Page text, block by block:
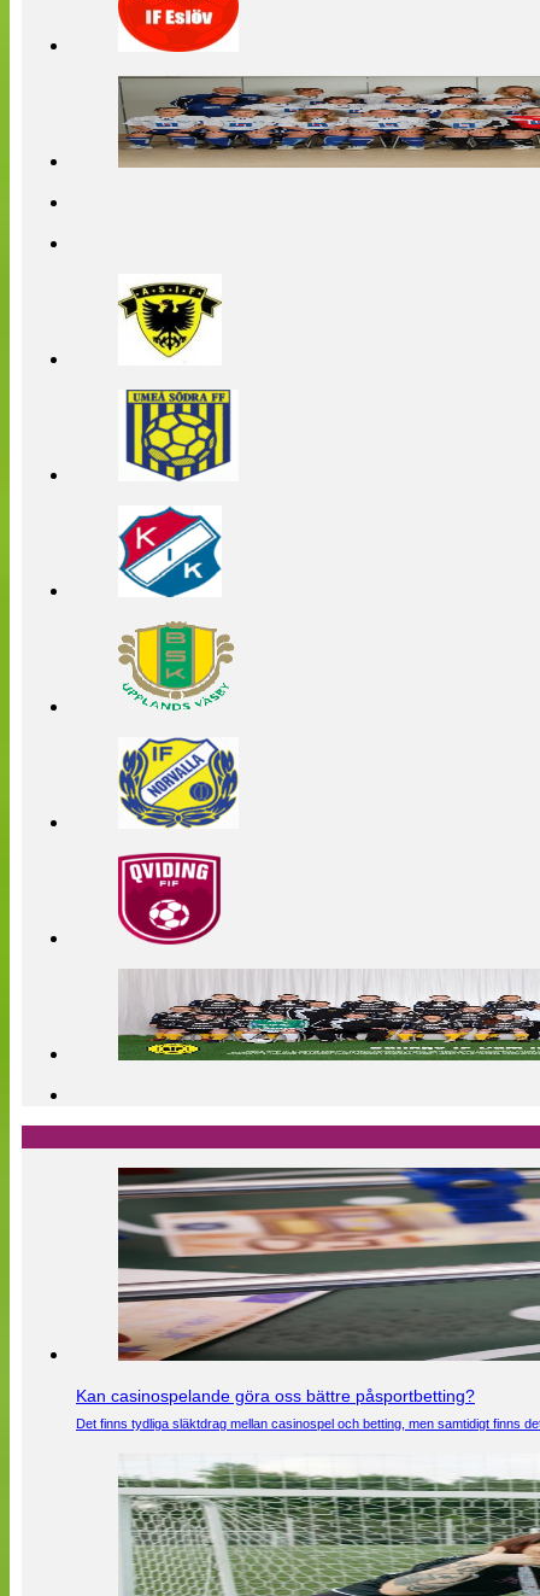
Kan casinospelande göra oss bättre påsportbetting?
Det finns tydliga släktdrag mellan casinospel och betting, men samtidigt finns